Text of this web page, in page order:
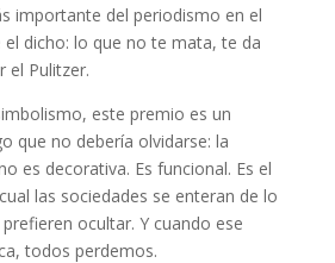
importante del periodismo en el
dicho: lo que no te mata, te da
el Pulitzer.
este premio es un
que no debería olvidarse: la
es decorativa. Es funcional. Es el
las sociedades se enteran de lo
ocultar. Y cuando ese
todos perdemos.